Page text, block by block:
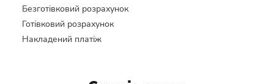
Безготівковий розрахунок
Готівковий розрахунок
Накладений платіж